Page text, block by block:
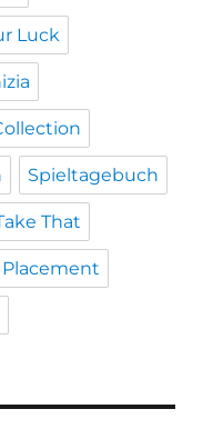
Luck
Spieltagebuch
That